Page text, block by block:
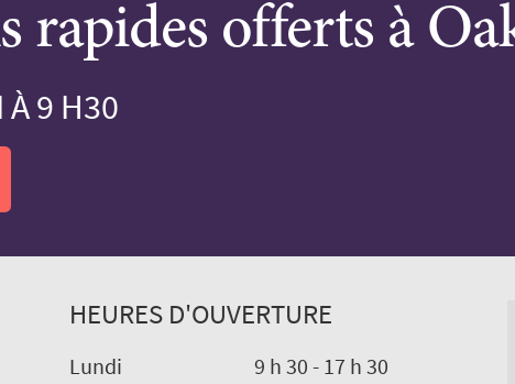
rapides offerts à
À 9 H30
HEURES D'OUVERTURE
Lundi 9 h 30 - 17 h 30